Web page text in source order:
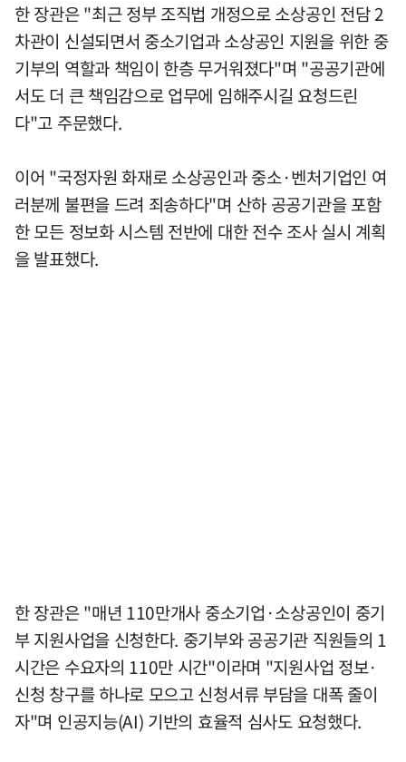
한 장관은 "최근 정부 조직법 개정으로 소상공인 전담 2
차관이 신설되면서 중소기업과 소상공인 지원을 위한 중
기부의 역할과 책임이 한층 무거워졌다"며 "공공기관에
서도 더 큰 책임감으로 업무에 임해주시길 요청드린
다"고 주문했다.
이어 "국정자원 화재로 소상공인과 중소·벤처기업인 여
러분께 불편을 드려 죄송하다"며 산하 공공기관을 포함
한 모든 정보화 시스템 전반에 대한 전수 조사 실시 계획
을 발표했다.
한 장관은 "매년 110만개사 중소기업·소상공인이 중기
부 지원사업을 신청한다. 중기부와 공공기관 직원들의 1
시간은 수요자의 110만 시간"이라며 "지원사업 정보·
신청 창구를 하나로 모으고 신청서류 부담을 대폭 줄이
자"며 인공지능(AI) 기반의 효율적 심사도 요청했다.